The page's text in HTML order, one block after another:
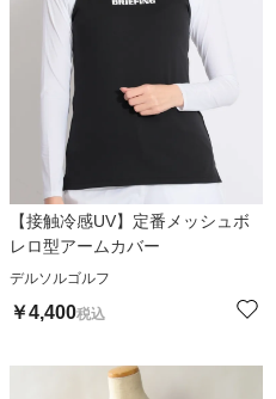
【接触冷感UV】定番メッシュボ
レロ型アームカバー
デルソルゴルフ
￥4,400税込